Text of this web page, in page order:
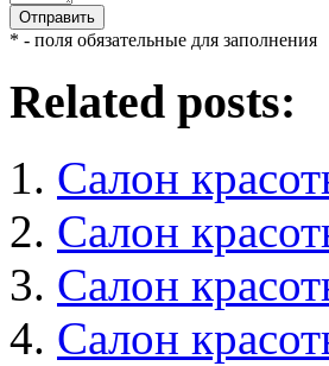
* - поля обязательные для заполнения
Related posts:
Салон
Салон
Салон
Салон